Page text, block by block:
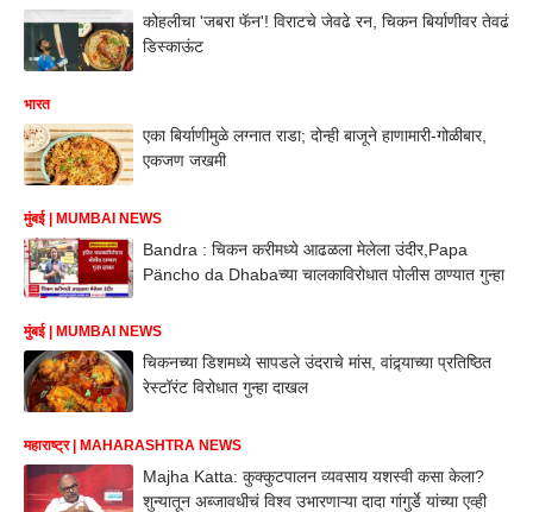
कोहलीचा 'जबरा फॅन'! विराटचे जेवढे रन, चिकन बिर्याणीवर तेवढं
डिस्काऊंट
भारत
एका बिर्याणीमुळे लग्नात राडा; दोन्ही बाजूने हाणामारी-गोळीबार,
एकजण जखमी
मुंबई | MUMBAI NEWS
Bandra : चिकन करीमध्ये आढळला मेलेला उंदीर,Papa
Päncho da Dhabaच्या चालकाविरोधात पोलीस ठाण्यात गुन्हा
मुंबई | MUMBAI NEWS
चिकनच्या डिशमध्ये सापडले उंदराचे मांस, वांद्र्याच्या प्रतिष्ठित
रेस्टॉरंट विरोधात गुन्हा दाखल
महाराष्ट्र | MAHARASHTRA NEWS
Majha Katta: कुक्कुटपालन व्यवसाय यशस्वी कसा केला?
शुन्यातून अब्जावधीचं विश्व उभारणाऱ्या दादा गांगुर्डे यांच्या एव्ही